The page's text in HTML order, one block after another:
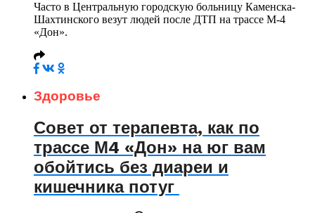
Часто в Центральную городскую больницу Каменска-
Шахтинского везут людей после ДТП на трассе М-4
«Дон».
Здоровье
Совет от терапевта, как по
трассе М4 «Дон» на юг вам
обойтись без диареи и
кишечника потуг